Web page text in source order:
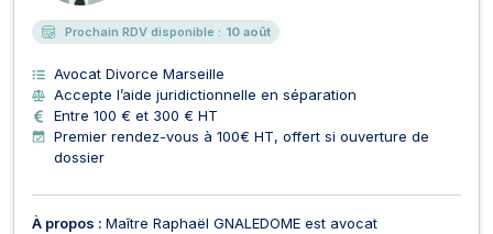
Prochain RDV disponible : 10 août
Avocat Divorce Marseille
Accepte l’aide juridictionnelle en séparation
Entre 100 € et 300 € HT
Premier rendez-vous à 100€ HT, offert si ouverture de
dossier
À propos : Maître Raphaël GNALEDOME est avocat